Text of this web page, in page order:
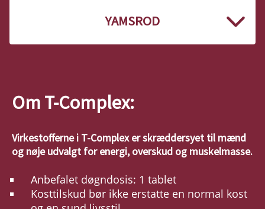
YAMSROD
Om T-Complex:
Virkestofferne i T-Complex er skræddersyet til mænd
og nøje udvalgt for energi, overskud og muskelmasse.
Anbefalet døgndosis: 1 tablet
Kosttilskud bør ikke erstatte en normal kost